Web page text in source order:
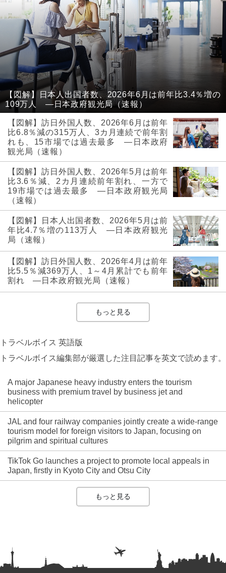
【図解】日本人出国者数、2026年6月は前年比3.4％増の
109万人 ―日本政府観光局（速報）
【図解】訪日外国人数、2026年6月は前年
比6.8％減の315万人、3カ月連続で前年割
れも、15市場では過去最多 ―日本政府
観光局（速報）
【図解】訪日外国人数、2026年5月は前年
比3.6％減、2カ月連続前年割れ、一方で
19市場では過去最多 ―日本政府観光局
（速報）
【図解】日本人出国者数、2026年5月は前
年比4.7％増の113万人 ―日本政府観光
局（速報）
【図解】訪日外国人数、2026年4月は前年
比5.5％減369万人、1～4月累計でも前年
割れ ―日本政府観光局（速報）
もっと見る
トラベルボイス 英語版
トラベルボイス編集部が厳選した注目記事を英文で読めます。
A major Japanese heavy industry enters the tourism
business with premium travel by business jet and
helicopter
JAL and four railway companies jointly create a wide-range
tourism model for foreign visitors to Japan, focusing on
pilgrim and spiritual cultures
TikTok Go launches a project to promote local appeals in
Japan, firstly in Kyoto City and Otsu City
もっと見る